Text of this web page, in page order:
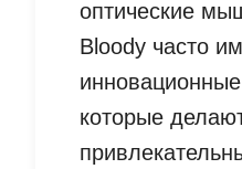
оптические
Bloody часто
которые